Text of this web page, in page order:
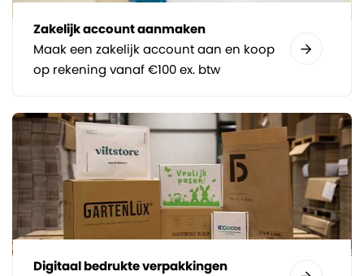
Zakelijk account aanmaken
Maak een zakelijk account aan en koop
op rekening vanaf €100 ex. btw
Digitaal bedrukte verpakkingen